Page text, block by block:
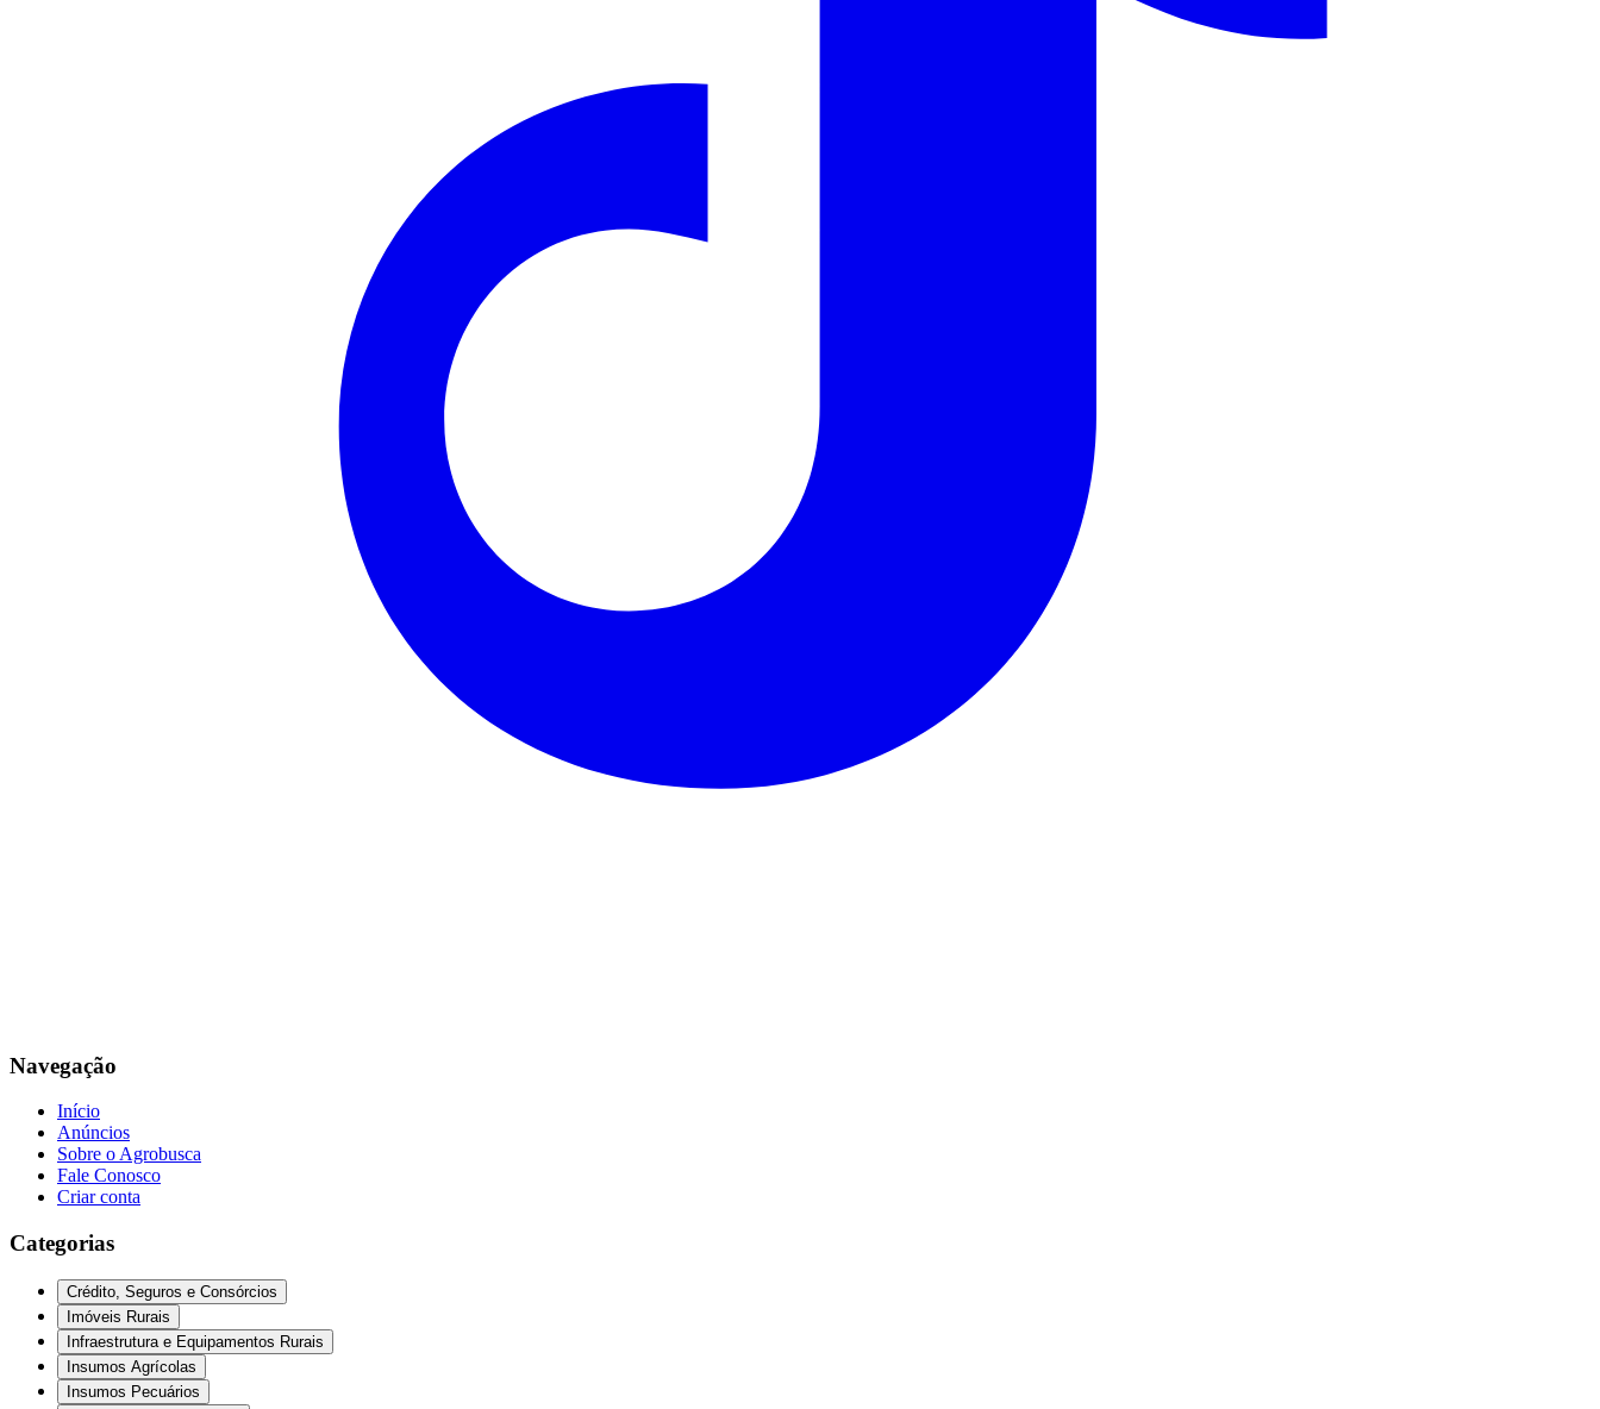
Navegação
Início
Anúncios
Sobre o Agrobusca
Fale Conosco
Criar conta
Categorias
Crédito, Seguros e Consórcios
Imóveis Rurais
Infraestrutura e Equipamentos Rurais
Insumos Agrícolas
Insumos Pecuários